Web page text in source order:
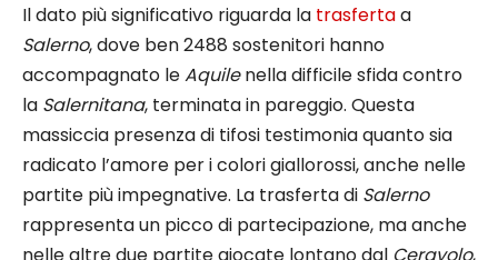
Il dato più significativo riguarda la trasfertaa
Salerno, dove ben 2488 sostenitori hanno
accompagnato leAquilenella difficile sfida contro
la Salernitana, terminata in pareggio. Questa
massiccia presenza di tifosi testimonia quanto sia
radicato l’amore per i colori giallorossi, anche nelle
partite più impegnative. La trasferta di Salerno
rappresenta un picco di partecipazione, ma anche
nelle altre due partite giocate lontano dal Ceravolo,